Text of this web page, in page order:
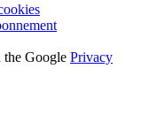
Google Privacy